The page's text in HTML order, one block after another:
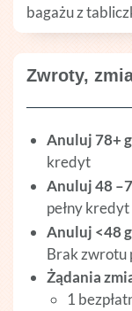
bagażu z
Zwroty,
Anuluj 78+
kredyt
Anuluj 48
pełny kredyt
Anuluj <48
Brak zwrotu
Żądania
1